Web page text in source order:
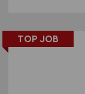
TOP JOB